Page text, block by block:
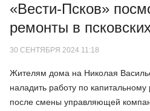
«Вести-Псков»
ремонты в
30 СЕНТЯБРЯ 2024 11:18
Жителям дома на Николая
наладить работу по
после смены управляющей